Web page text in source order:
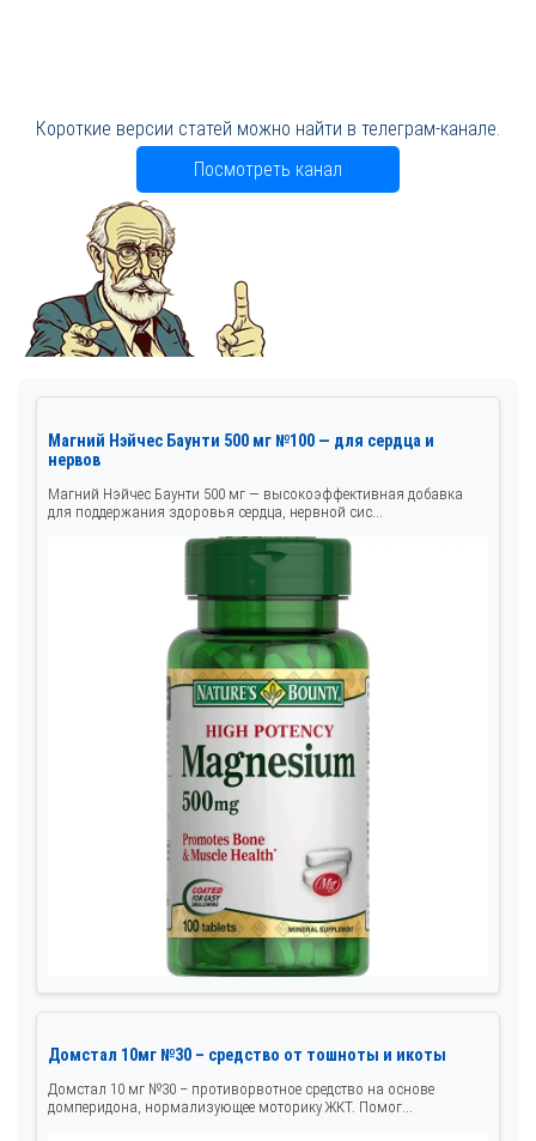
Короткие версии статей можно найти в телеграм-канале.
Посмотреть канал
Магний Нэйчес Баунти 500 мг №100 — для сердца и
нервов
Магний Нэйчес Баунти 500 мг — высокоэффективная добавка
для поддержания здоровья сердца, нервной сис...
Домстал 10мг №30 – средство от тошноты и икоты
Домстал 10 мг №30 – противорвотное средство на основе
домперидона, нормализующее моторику ЖКТ. Помог...